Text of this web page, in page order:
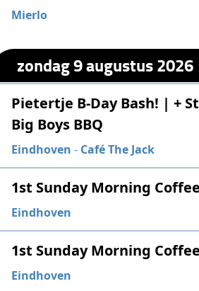
Mierlo
zondag 9 augustus 2026
Pietertje B-Day Bash! | +
Big Boys BBQ
Eindhoven - Café The Jack
1st Sunday Morning
Eindhoven
1st Sunday Morning
Eindhoven